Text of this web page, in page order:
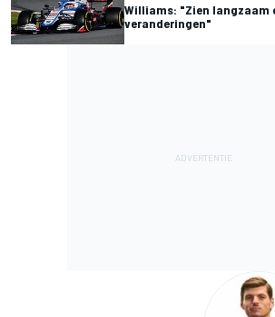
Williams: "Zien
veranderingen"